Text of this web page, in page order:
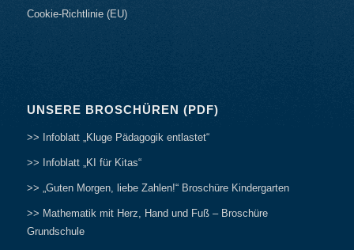
Cookie-Richtlinie (EU)
UNSERE BROSCHÜREN (PDF)
>> Infoblatt „Kluge Pädagogik entlastet“
>> Infoblatt „KI für Kitas“
>> „Guten Morgen, liebe Zahlen!“ Broschüre Kindergarten
>> Mathematik mit Herz, Hand und Fuß – Broschüre
Grundschule